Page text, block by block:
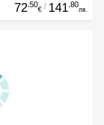
72.50
€ / 141.80
лв.